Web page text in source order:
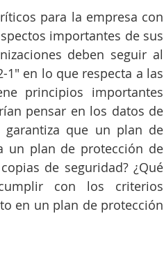
para la empresa con
importantes de sus
deben seguir al
1" en lo que respecta a las
principios importantes
pensar en los datos de
garantiza que un plan de
un plan de protección de
de seguridad? ¿Qué
con los criterios
en un plan de protección